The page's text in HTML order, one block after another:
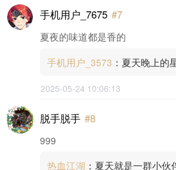
手机用户_7675 #7
夏夜的味道都是香的
手机用户_3573 ：夏天晚上的
2025-05-24 10:06:13
脱手脱手 #8
999
热血江湖 ：夏天就是一群小伙